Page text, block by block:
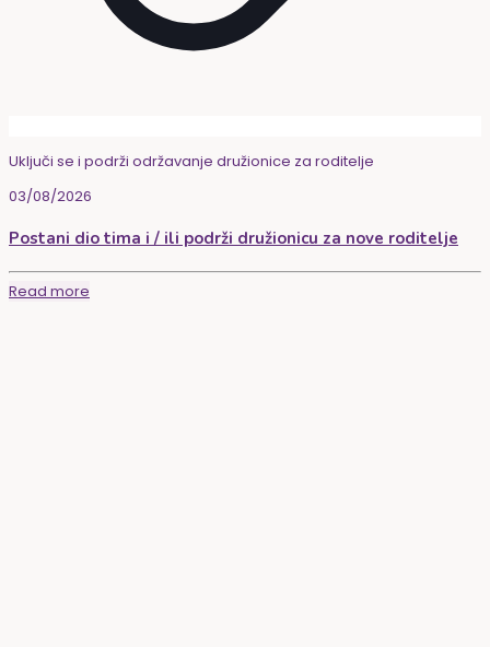
Uključi se i podrži održavanje družionice za roditelje
03/08/2026
Postani dio tima i / ili podrži družionicu za nove roditelje
Read more